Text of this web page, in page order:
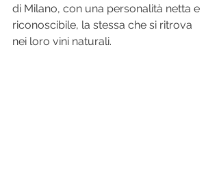
di Milano, con una personalità netta e
riconoscibile, la stessa che si ritrova
nei loro vini naturali.